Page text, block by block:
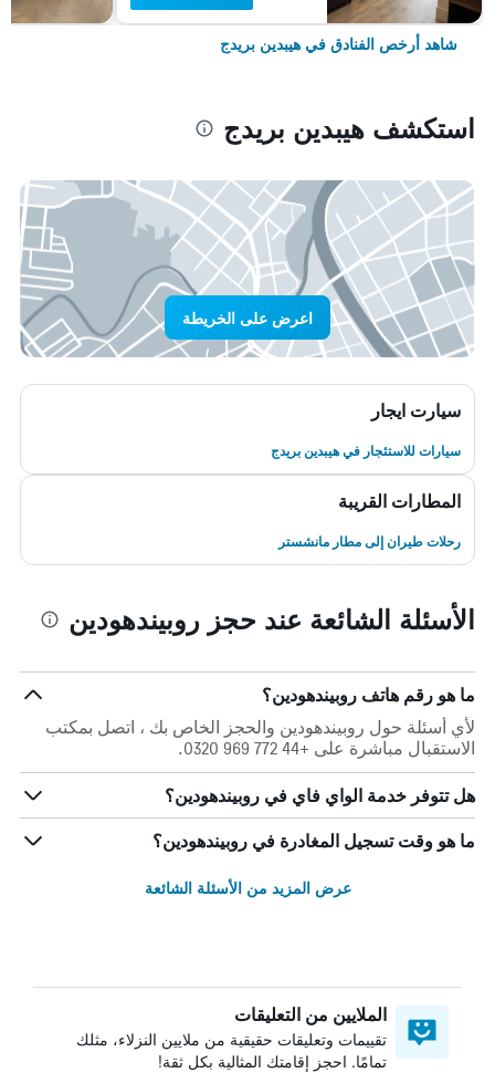
شاهد أرخص الفنادق في هيبدين بريدج
استكشف هيبدين بريدج
اعرض على الخريطة
سيارت ايجار
سيارات للاستئجار في هيبدين بريدج
المطارات القريبة
رحلات طيران إلى مطار مانشستر
الأسئلة الشائعة عند حجز روبيندهودين
ما هو رقم هاتف روبيندهودين؟
لأي أسئلة حول روبيندهودين والحجز الخاص بك ، اتصل بمكتب
الاستقبال مباشرة على +44 772 969 0320.
هل تتوفر خدمة الواي فاي في روبيندهودين؟
ما هو وقت تسجيل المغادرة في روبيندهودين؟
عرض المزيد من الأسئلة الشائعة
الملايين من التعليقات
تقييمات وتعليقات حقيقية من ملايين النزلاء، مثلك
تمامًا. احجز إقامتك المثالية بكل ثقة!